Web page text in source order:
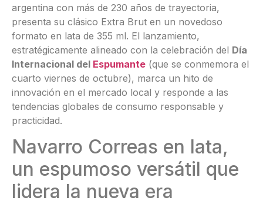
argentina con más de 230 años de trayectoria,
presenta su clásico Extra Brut en un novedoso
formato en lata de 355 ml. El lanzamiento,
estratégicamente alineado con la celebración del Día
Internacional del Espumante (que se conmemora el
cuarto viernes de octubre), marca un hito de
innovación en el mercado local y responde a las
tendencias globales de consumo responsable y
practicidad.
Navarro Correas en lata,
un espumoso versátil que
lidera la nueva era